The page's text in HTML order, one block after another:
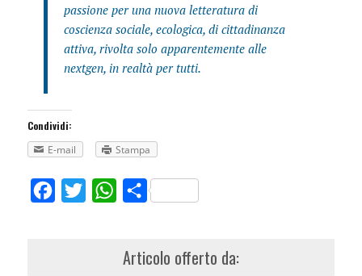
passione per una nuova letteratura di
coscienza sociale, ecologica, di cittadinanza
attiva, rivolta solo apparentemente alle
nextgen, in realtà per tutti.
Condividi:
E-mail
Stampa
FacebookTwitterWhatsApp
Share
Articolo offerto da: